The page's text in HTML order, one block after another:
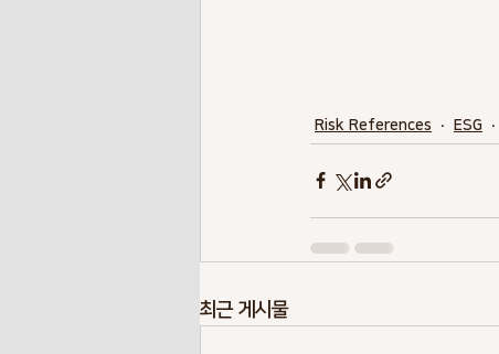
Risk References ESG
최근 게시물